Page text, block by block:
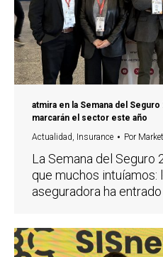
atmira en la Semana del
marcarán el sector este año
Actualidad Insurance Por
La Semana del Seguro
que muchos intuíamos:
aseguradora ha entrado